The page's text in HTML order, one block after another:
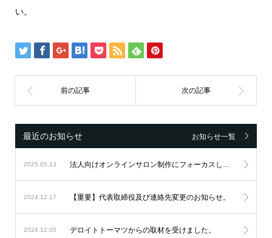
い。
最近のお知らせ お知らせ一覧
2025.05.13 法人向けオンラインサロン制作にフォーカスし続け、設立6周年を迎えました。
2024.12.17 【重要】代表取締役及び連絡先変更のお知らせ。
2024.12.05 デロイトトーマツからの取材を受けました。